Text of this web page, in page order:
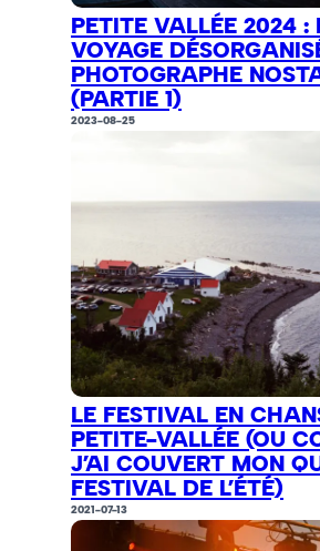
PETITE VALLÉE 2024 :
VOYAGE
PHOTOGRAPHE
(PARTIE 1)
2023-08-25
LE FESTIVAL EN
PETITE-VALLÉE (OU
J’AI COUVERT MON
FESTIVAL DE L’ÉTÉ)
2021-07-13